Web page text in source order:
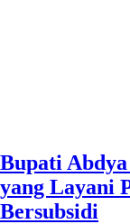
Bupati
yang Layani
Bersubsidi